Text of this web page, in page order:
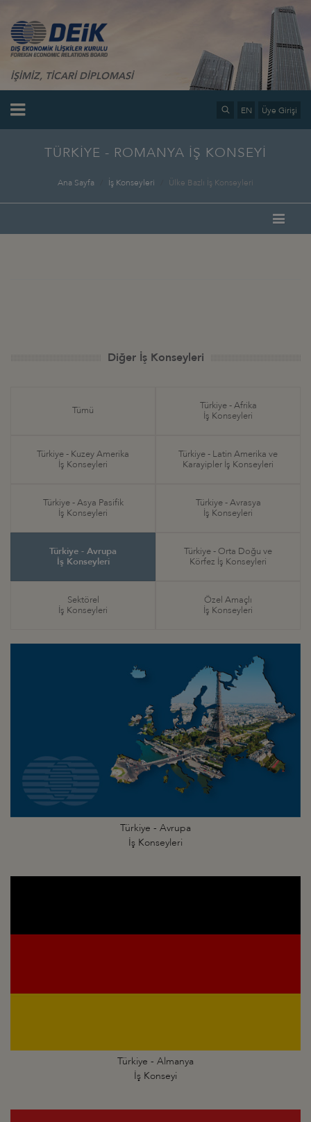
İŞİMİZ, TİCARİ DİPLOMASİ
EN Üye Girişi
TÜRKİYE - ROMANYA İŞ KONSEYİ
Ana Sayfa İş Konseyleri Ülke Bazlı İş Konseyleri
Diğer İş Konseyleri
Tümü
Türkiye - Afrika
İş Konseyleri
Türkiye - Kuzey Amerika
İş Konseyleri
Türkiye - Latin Amerika ve
Karayipler İş Konseyleri
Türkiye - Asya Pasifik
İş Konseyleri
Türkiye - Avrasya
İş Konseyleri
Türkiye - Avrupa
İş Konseyleri
Türkiye - Orta Doğu ve
Körfez İş Konseyleri
Sektörel
İş Konseyleri
Özel Amaçlı
İş Konseyleri
Türkiye - Avrupa
İş Konseyleri
Türkiye - Almanya
İş Konseyi